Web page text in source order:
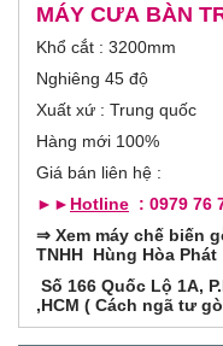
o
o
n
t
t
v
t
a
)
MÁY CƯA BÀN
Khổ cắt : 3200mm
Nghiêng 45 độ
Xuất xứ : Trung quốc
Hàng mới 100%
Giá bán liên hệ :
►► Hotline : 0979 76
⇒ Xem máy chế biến
TNHH Hùng Hòa Phát
Số 166 Quốc Lộ 1A,
,HCM ( Cách ngã tư